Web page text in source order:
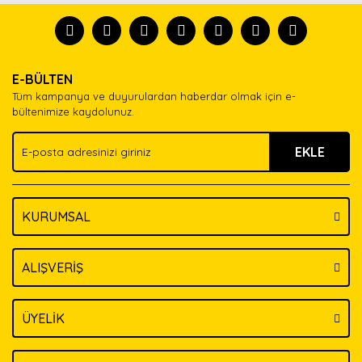
tanısın.
formunu kullanarak tarafımıza iletebilirsiniz.
Görüş ve önerileriniz için teşekkür ederiz.
Ürün açıklamasında eksik bilgiler bulunuyor.
Ürün bilgilerinde hatalar bulunuyor.
Ürün fiyatı diğer sitelerden daha pahalı.
Bu ürüne benzer farklı alternatifler olmalı.
E-BÜLTEN
Tüm kampanya ve duyurulardan haberdar olmak için e-
bültenimize kaydolunuz.
EKLE
KURUMSAL
ALIŞVERİŞ
ÜYELİK